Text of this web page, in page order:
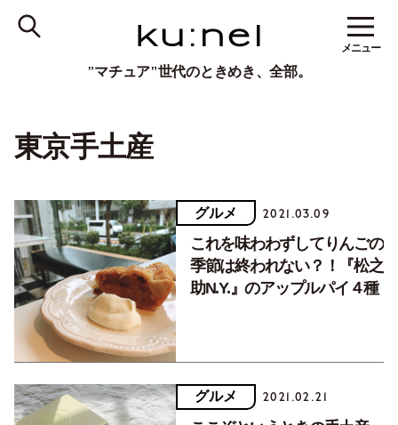
"マチュア"世代のときめき、全部。
メニュー
東京手土産
グルメ 2021.03.09
これを味わわずしてりんごの
季節は終われない？！『松之
助N.Y.』のアップルパイ４種
グルメ 2021.02.21